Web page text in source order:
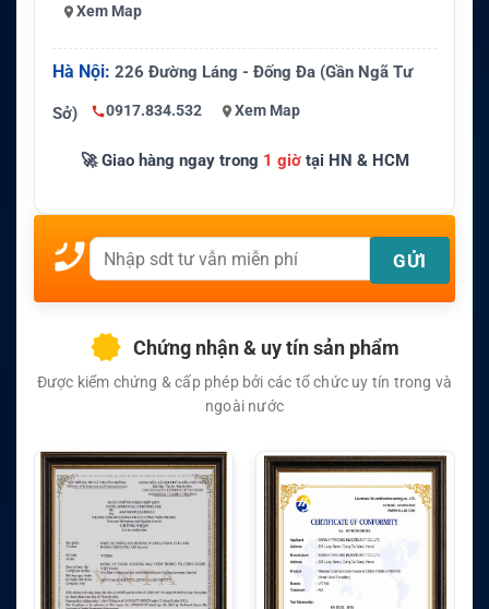
Xem Map
Hà Nội: 226 Đường Láng - Đống Đa (Gần Ngã Tư
Sở) 0917.834.532 Xem Map
🚀 Giao hàng ngay trong 1 giờtại HN & HCM
Chứng nhận & uy tín sản phẩm
Được kiểm chứng & cấp phép bởi các tổ chức uy tín trong và
ngoài nước